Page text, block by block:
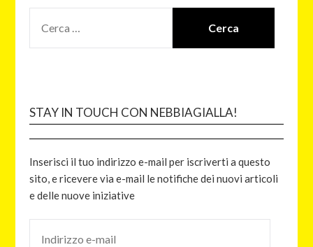
STAY IN TOUCH CON NEBBIAGIALLA!
Inserisci il tuo indirizzo e-mail per iscriverti a questo
sito, e ricevere via e-mail le notifiche dei nuovi articoli
e delle nuove iniziative